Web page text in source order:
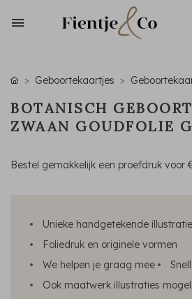
Geboortekaartjes
BOTANISCH
ZWAAN GOUDFOLIE
Bestel gemakkelijk een proefdruk voor
Unieke handgetekende
Foliedruk en originele vormen
We helpen je graag mee
Ook maatwerk illustraties